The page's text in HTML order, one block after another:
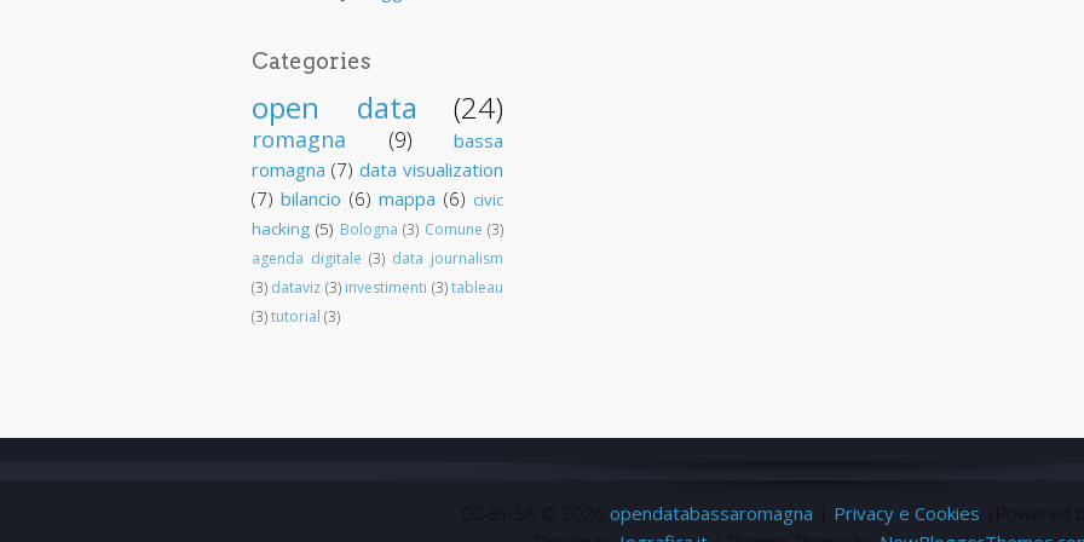
Categories
open data (24)
romagna (9)
bassa
romagna (7) data visualization
(7) bilancio (6) mappa (6) civic
hacking (5) Bologna (3) Comune (3)
agenda digitale (3) data journalism
(3) dataviz (3) investimenti (3) tableau
(3)tutorial (3)
opendatabassaromagna Privacy e Cookies